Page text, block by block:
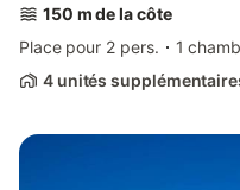
150 m de la côte
Place pour 2 pers.
1
4 unités